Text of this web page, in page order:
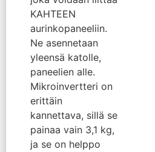
KAHTEEN
aurinkopaneeliin.
Ne asennetaan
yleensä katolle,
paneelien alle.
Mikroinvertteri on
erittäin
kannettava, sillä se
painaa vain 3,1 kg,
ja se on helppo